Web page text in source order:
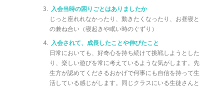
入会当時の困りごとはありましたか
じっと座れれなかったり、動きたくなったり、お昼寝と
の兼ね合い（寝起きや眠い時のぐずり）
入会されて、成長したことや伸びたこと
日常においても、好奇心を持ち続けて挑戦しようとした
り、楽しい遊びを常に考えているような気がします。先
生方が認めてくださるおかげで何事にも自信を持って生
活している感じがします。同じクラスにいる生徒さんと